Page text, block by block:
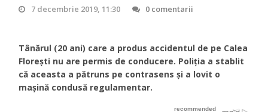
7 decembrie 2019, 11:30 0 comentarii
Tânărul (20 ani) care a produs accidentul de pe Calea
Floreşti nu are permis de conducere. Poliţia a stablit
că aceasta a pătruns pe contrasens şi a lovit o
maşină condusă regulamentar.